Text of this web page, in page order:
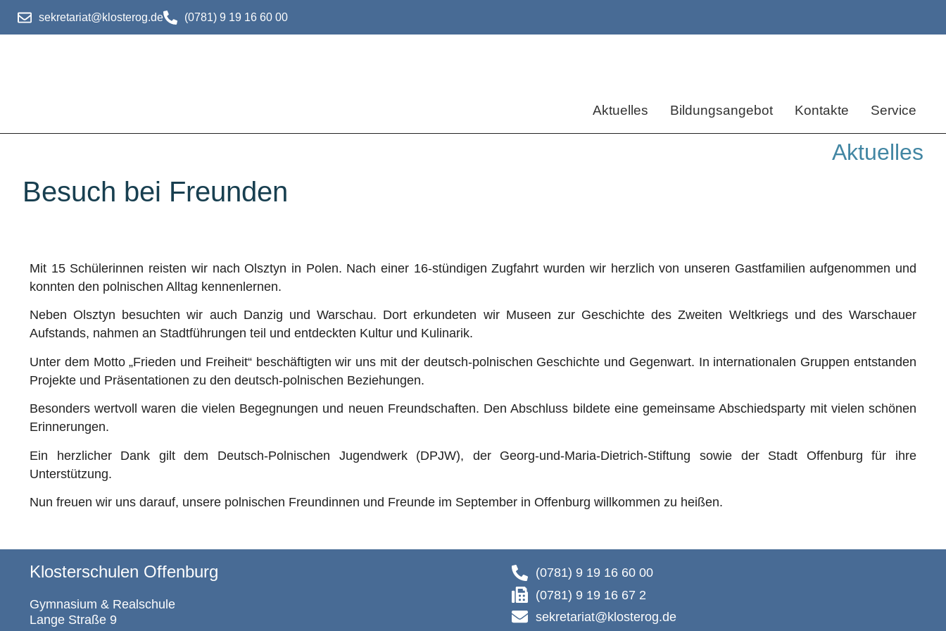
sekretariat@klosterog.de (0781) 9 19 16 60 00
Aktuelles Bildungsangebot Kontakte Service
Aktuelles
Besuch bei Freunden
Mit 15 Schülerinnen reisten wir nach Olsztyn in Polen. Nach einer 16-stündigen Zugfahrt wurden wir herzlich von unseren Gastfamilien aufgenommen und
konnten den polnischen Alltag kennenlernen.
Neben Olsztyn besuchten wir auch Danzig und Warschau. Dort erkundeten wir Museen zur Geschichte des Zweiten Weltkriegs und des Warschauer
Aufstands, nahmen an Stadtführungen teil und entdeckten Kultur und Kulinarik.
Unter dem Motto „Frieden und Freiheit“ beschäftigten wir uns mit der deutsch-polnischen Geschichte und Gegenwart. In internationalen Gruppen entstanden
Projekte und Präsentationen zu den deutsch-polnischen Beziehungen.
Besonders wertvoll waren die vielen Begegnungen und neuen Freundschaften. Den Abschluss bildete eine gemeinsame Abschiedsparty mit vielen schönen
Erinnerungen.
Ein herzlicher Dank gilt dem Deutsch-Polnischen Jugendwerk (DPJW), der Georg-und-Maria-Dietrich-Stiftung sowie der Stadt Offenburg für ihre
Unterstützung.
Nun freuen wir uns darauf, unsere polnischen Freundinnen und Freunde im September in Offenburg willkommen zu heißen.
Klosterschulen Offenburg
Gymnasium & Realschule
Lange Straße 9
(0781) 9 19 16 60 00
(0781) 9 19 16 67 2
sekretariat@klosterog.de